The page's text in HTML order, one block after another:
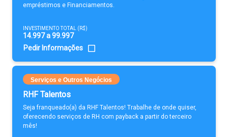
empréstimos e Financiamentos.
INVESTIMENTO TOTAL (R$)
14.997 a 99.997
Pedir Informações
Serviços e Outros Negócios
RHF Talentos
Seja franqueado(a) da RHF Talentos! Trabalhe de onde quiser,
oferecendo serviços de RH com payback a partir do terceiro
mês!